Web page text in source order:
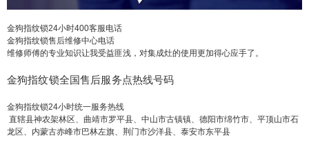
金狗指纹锁24小时400客服电话
金狗指纹锁售后维修中心电话
维修师傅的专业知识让我受益匪浅，对集成灶的使用更加得心应手了。
金狗指纹锁全国售后服务点热线号码
金狗指纹锁24小时统一服务热线
直辖县神农架林区、曲靖市罗平县、中山市古镇镇、德阳市绵竹市、平顶山市石
龙区、内蒙古赤峰市巴林左旗、荆门市沙洋县、泰安市东平县